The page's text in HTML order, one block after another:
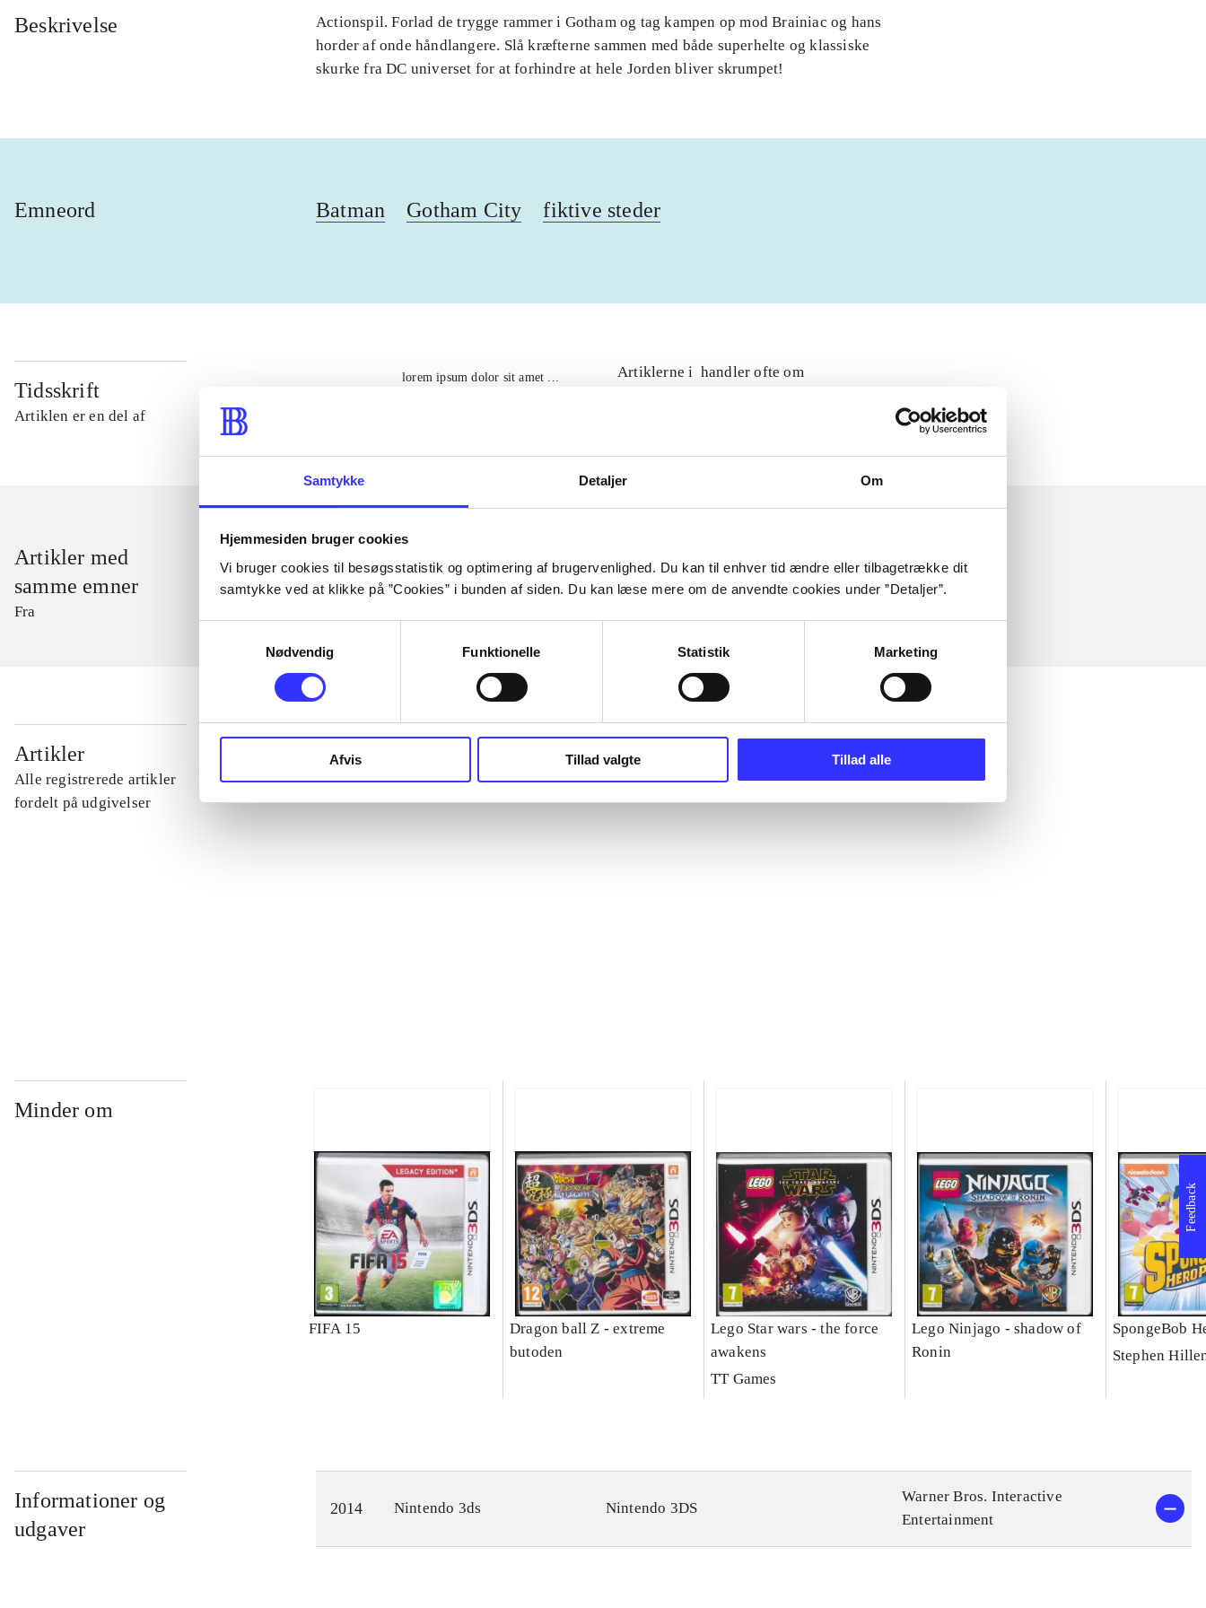
Samtykke Detaljer Om
Hjemmesiden bruger cookies
Vi bruger cookies til besøgsstatistik og optimering af brugervenlighed. Du kan til enhver tid ændre eller tilbagetrække dit
samtykke ved at klikke på ”Cookies” i bunden af siden. Du kan læse mere om de anvendte cookies under ”Detaljer”.
Nødvendig
Funktionelle Statistik Marketing
Afvis Tillad valgte Tillad alle
Beskrivelse
Actionspil. Forlad de trygge rammer i Gotham og tag kampen op mod Brainiac og hans
horder af onde håndlangere. Slå kræfterne sammen med både superhelte og klassiske
skurke fra DC universet for at forhindre at hele Jorden bliver skrumpet!
Emneord Batman Gotham City fiktive steder
Tidsskrift
Artiklen er en del af
lorem ipsum dolor sit amet ...
Artiklerne i handler ofte om
Artikler med
samme emner
Fra
Artikler
Alle registrerede artikler
fordelt på udgivelser
...
...
Minder om
FIFA 15
Dragon ball Z - extreme
butoden
Lego Star wars - the force
awakens
TT Games
Lego Ninjago - shadow of
Ronin
SpongeBob
Stephen
Informationer og
udgaver
2014 Nintendo 3ds Nintendo 3DS
Warner Bros. Interactive
Entertainment
Feedback